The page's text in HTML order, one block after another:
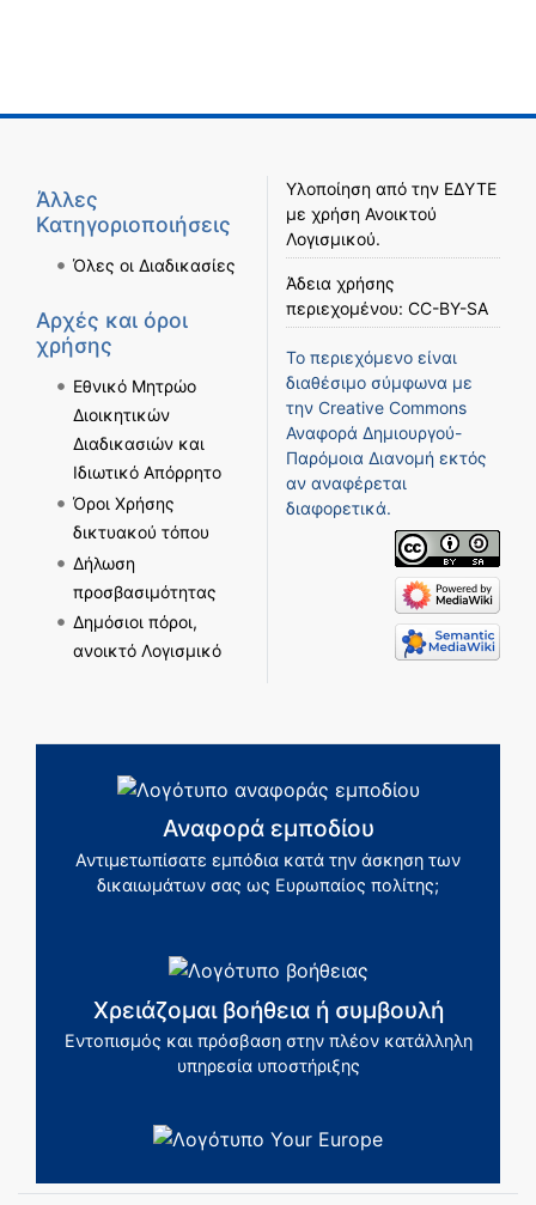
Άλλες
Κατηγοριοποιήσεις
Όλες οι Διαδικασίες
Αρχές και όροι
χρήσης
Εθνικό Μητρώο
Διοικητικών
Διαδικασιών και
Ιδιωτικό Απόρρητο
Όροι Χρήσης
δικτυακού τόπου
Δήλωση
προσβασιμότητας
Δημόσιοι πόροι,
ανοικτό Λογισμικό
Υλοποίηση από την ΕΔΥΤΕ
με χρήση Ανοικτού
Λογισμικού.
Άδεια χρήσης
περιεχομένου: CC-BY-SA
Το περιεχόμενο είναι
διαθέσιμο σύμφωνα με
την Creative Commons
Αναφορά Δημιουργού-
Παρόμοια Διανομή εκτός
αν αναφέρεται
διαφορετικά.
Αναφορά εμποδίου
Αντιμετωπίσατε εμπόδια κατά την άσκηση των
δικαιωμάτων σας ως Ευρωπαίος πολίτης;
Χρειάζομαι βοήθεια ή συμβουλή
Εντοπισμός και πρόσβαση στην πλέον κατάλληλη
υπηρεσία υποστήριξης